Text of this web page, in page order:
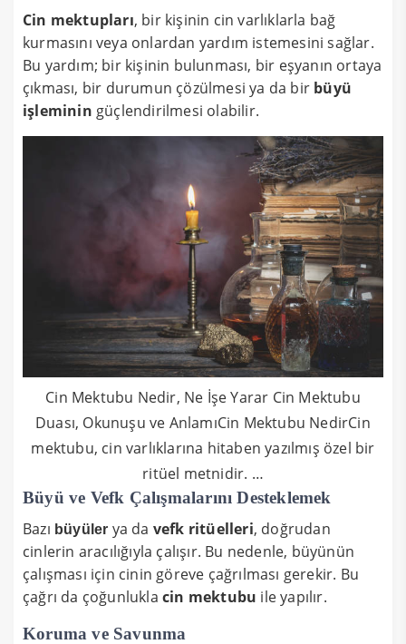
Cin mektupları, bir kişinin cin varlıklarla bağ
kurmasını veya onlardan yardım istemesini sağlar.
Bu yardım; bir kişinin bulunması, bir eşyanın ortaya
çıkması, bir durumun çözülmesi ya da bir büyü
işleminin güçlendirilmesi olabilir.
Cin Mektubu Nedir, Ne İşe Yarar Cin Mektubu
Duası, Okunuşu ve AnlamıCin Mektubu NedirCin
mektubu, cin varlıklarına hitaben yazılmış özel bir
ritüel metnidir. …
Büyü ve Vefk Çalışmalarını Desteklemek
Bazı büyüler ya da vefk ritüelleri, doğrudan
cinlerin aracılığıyla çalışır. Bu nedenle, büyünün
çalışması için cinin göreve çağrılması gerekir. Bu
çağrı da çoğunlukla cin mektubu ile yapılır.
Koruma ve Savunma